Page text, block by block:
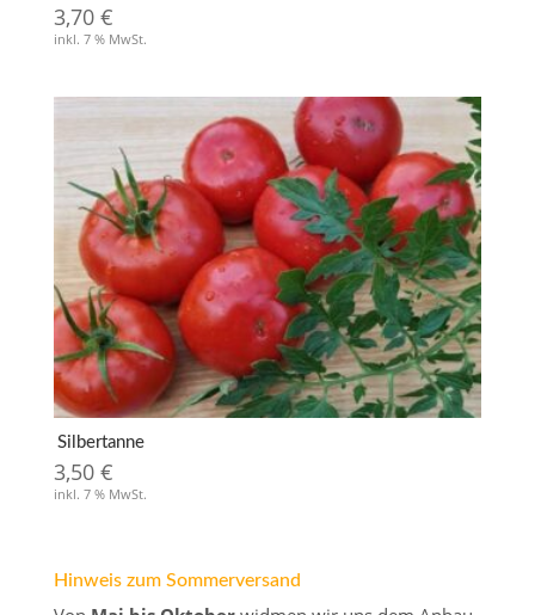
3,70 €
inkl. 7 % MwSt.
Silbertanne
3,50 €
inkl. 7 % MwSt.
Hinweis zum Sommerversand